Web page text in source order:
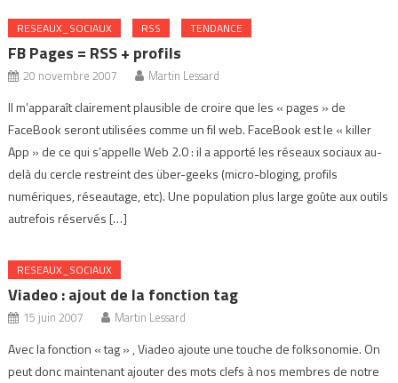
RESEAUX_SOCIAUX RSS TENDANCE
FB Pages = RSS + profils
20 novembre 2007 Martin Lessard
Il m’apparaît clairement plausible de croire que les « pages » de
FaceBook seront utilisées comme un fil web. FaceBook est le « killer
App » de ce qui s’appelle Web 2.0 : il a apporté les réseaux sociaux au-
delà du cercle restreint des über-geeks (micro-bloging, profils
numériques, réseautage, etc). Une population plus large goûte aux outils
autrefois réservés […]
RESEAUX_SOCIAUX
Viadeo : ajout de la fonction tag
15 juin 2007 Martin Lessard
Avec la fonction « tag » , Viadeo ajoute une touche de folksonomie. On
peut donc maintenant ajouter des mots clefs à nos membres de notre